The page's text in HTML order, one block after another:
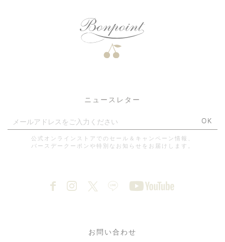
お問い合わせ
ニュースレター
OK
公式オンラインストアでのセール＆キャンペーン情報、
バースデークーポンや特別なお知らせをお届けします。